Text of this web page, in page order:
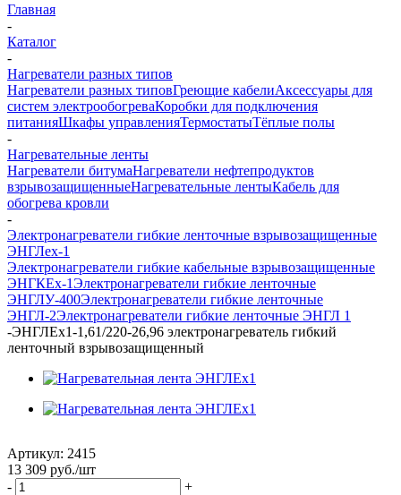
Главная
-
Каталог
-
Нагреватели разных типов
Нагреватели разных типовГреющие кабелиАксессуары для
систем электрообогреваКоробки для подключения
питанияШкафы управленияТермостатыТёплые полы
-
Нагревательные ленты
Нагреватели битумаНагреватели нефтепродуктов
взрывозащищенныеНагревательные лентыКабель для
обогрева кровли
-
Электронагреватели гибкие ленточные взрывозащищенные
ЭНГЛех-1
Электронагреватели гибкие кабельные взрывозащищенные
ЭНГКЕх-1Электронагреватели гибкие ленточные
ЭНГЛУ-400Электронагреватели гибкие ленточные
ЭНГЛ-2Электронагреватели гибкие ленточные ЭНГЛ 1
-ЭНГЛЕх1-1,61/220-26,96 электронагреватель гибкий
ленточный взрывозащищенный
Артикул: 2415
13 309 руб./шт
-
+